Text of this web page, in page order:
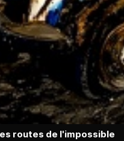
routes de l'impossible